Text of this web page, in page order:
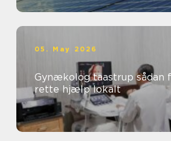
05. May 2026
Gynækolog taastrup sådan finder du den
rette hjælp lokalt